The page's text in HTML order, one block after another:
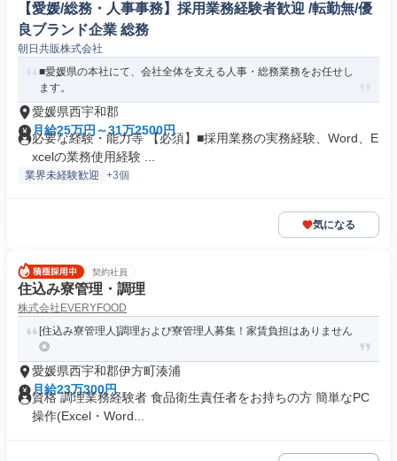
【愛媛/総務・人事事務】採用業務経験者歓迎 /転勤無/優
良ブランド企業 総務
朝日共販株式会社
■愛媛県の本社にて、会社全体を支える人事・総務業務をお任せし
ます。
愛媛県西宇和郡
月給25万円～31万2500円
必要な経験・能力等 【必須】■採用業務の実務経験、Word、E
xcelの業務使用経験 ...
業界未経験歓迎 +3個
気になる
契約社員
住込み寮管理・調理
株式会社EVERYFOOD
[住込み寮管理人]調理および寮管理人募集！家賃負担はありません
◎
愛媛県西宇和郡伊方町湊浦
月給23万300円
資格 調理業務経験者 食品衛生責任者をお持ちの方 簡単なPC
操作(Excel・Word...